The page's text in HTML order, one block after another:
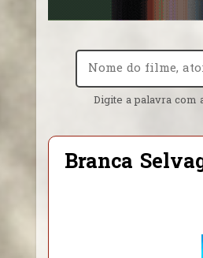
Digite a palavra com
Branca